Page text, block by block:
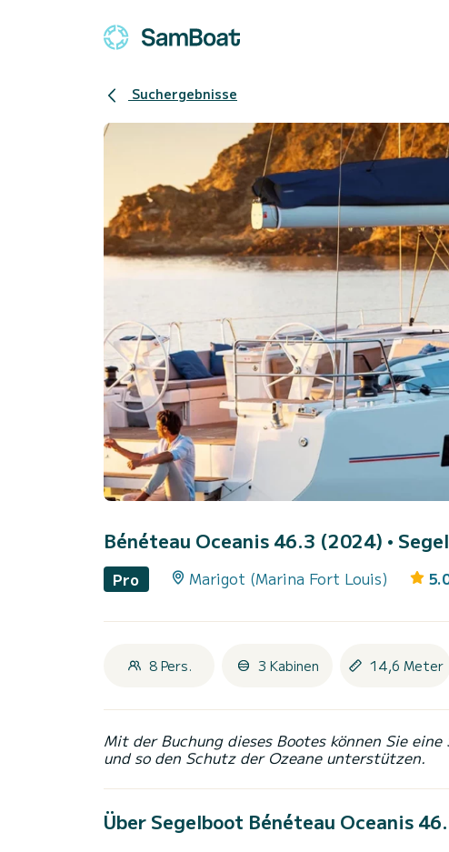
Suchergebnisse
Bénéteau Oceanis 46.3 (2024) •
Pro Marigot (Marina Fort Louis)
8 Pers. 3 Kabinen 14,6 Meter
Mit der Buchung dieses Bootes können Sie
und so den Schutz der Ozeane unterstützen.
Über Segelboot Bénéteau Oceanis